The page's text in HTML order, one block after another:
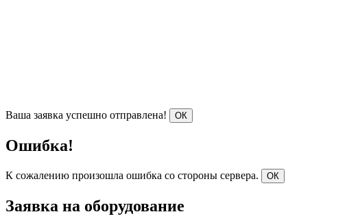
Ваша заявка успешно отправлена! ОК
Ошибка!
К сожалению произошла ошибка со стороны сервера. ОК
Заявка на оборудование